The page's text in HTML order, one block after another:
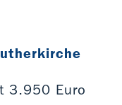
3.950 Euro